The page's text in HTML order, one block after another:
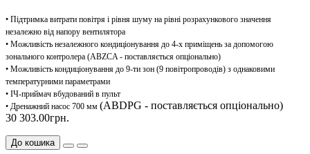
• Підтримка витрати повітря і рівня шуму на рівні розрахункового значення
незалежно від напору вентилятора
• Можливість незалежного кондиціонування до 4-х приміщень за допомогою
зонального контролера (ABZCA - поставляється опціонально)
• Можливість кондиціонування до 9-ти зон (9 повітропроводів) з однаковими
температурними параметрами
• ІЧ-приймач вбудований в пульт
• Дренажний насос 700 мм (ABDPG - поставляється опціонально)
30 303.00грн.
До кошика